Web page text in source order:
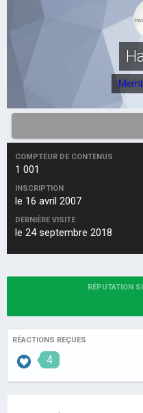
COMPTEUR DE CONTENUS
1 001
INSCRIPTION
le 16 avril 2007
DERNIÈRE VISITE
le 24 septembre 2018
RÉPUTATION
RÉACTIONS REÇUES
4